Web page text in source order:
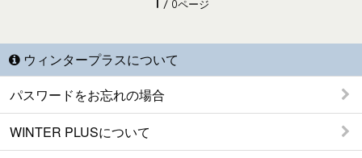
/ 0ページ
ウィンタープラスについて
パスワードをお忘れの場合
WINTER PLUSについて